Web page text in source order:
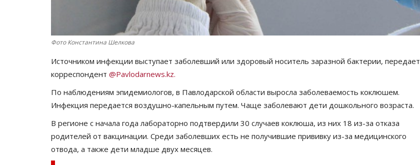
Фото Константина Шелкова
Источником инфекции выступает заболевший или здоровый носитель заразной бактерии, передает
корреспондент @Pavlodarnews.kz.
По наблюдениям эпидемиологов, в Павлодарской области выросла заболеваемость коклюшем.
Инфекция передается воздушно-капельным путем. Чаще заболевают дети дошкольного возраста.
В регионе с начала года лабораторно подтвердили 30 случаев коклюша, из них 18 из-за отказа
родителей от вакцинации. Среди заболевших есть не получившие прививку из-за медицинского
отвода, а также дети младше двух месяцев.